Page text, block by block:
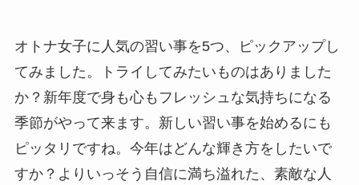
オトナ女子に人気の習い事を5つ、ピックアップし
てみました。トライしてみたいものはありました
か？新年度で身も心もフレッシュな気持ちになる
季節がやって来ます。新しい習い事を始めるにも
ピッタリですね。今年はどんな輝き方をしたいで
すか？よりいっそう自信に満ち溢れた、素敵な人